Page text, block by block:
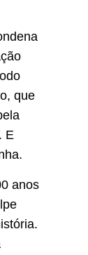
que
E
anos